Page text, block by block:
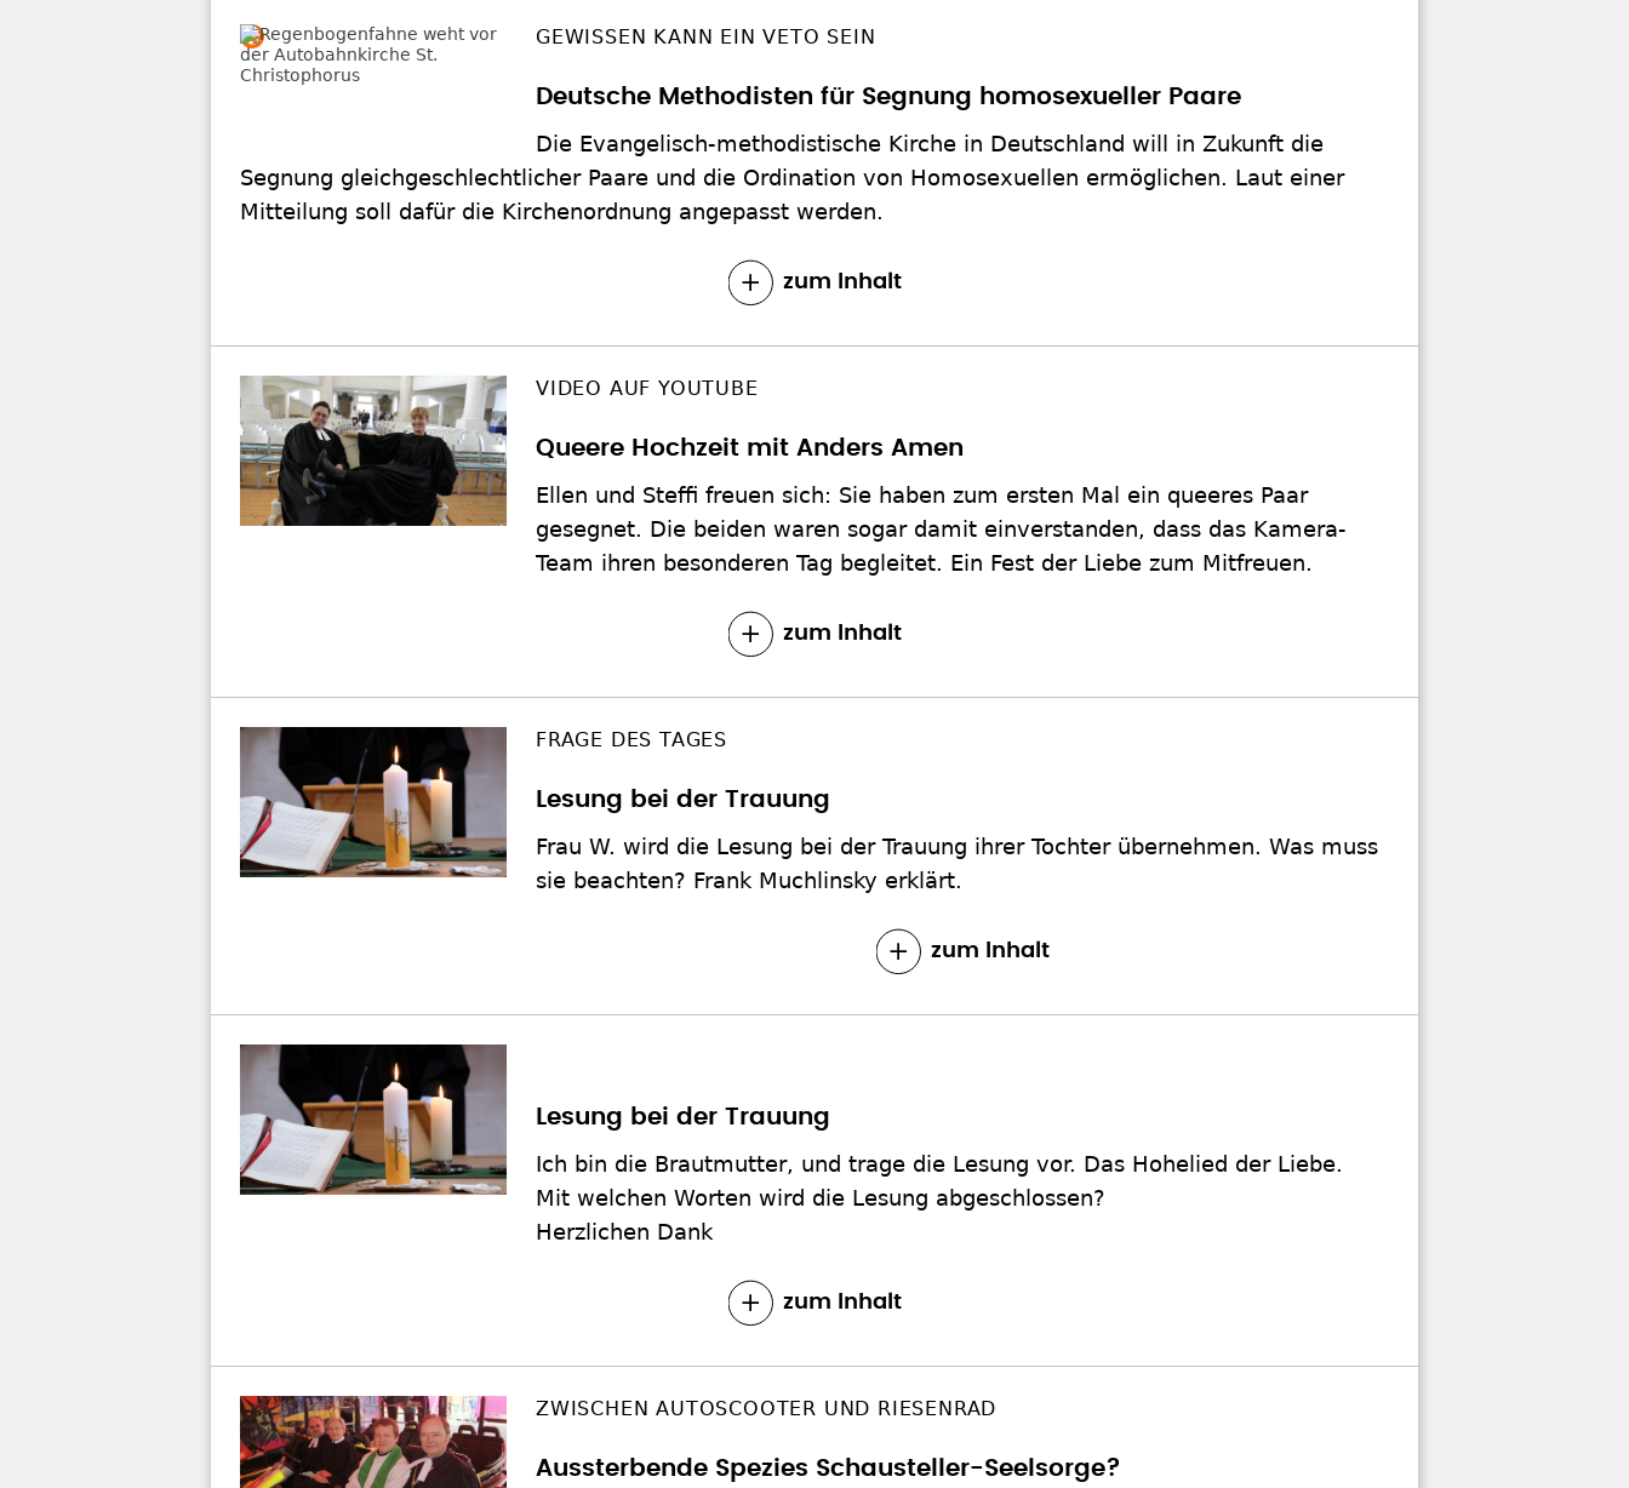
GEWISSEN KANN EIN VETO SEIN
Deutsche Methodisten für Segnung homosexueller Paare
Die Evangelisch-methodistische Kirche in Deutschland will in Zukunft die
Segnung gleichgeschlechtlicher Paare und die Ordination von Homosexuellen ermöglichen. Laut einer
Mitteilung soll dafür die Kirchenordnung angepasst werden.
zum Inhalt
VIDEO AUF YOUTUBE
Queere Hochzeit mit Anders Amen
Ellen und Steffi freuen sich: Sie haben zum ersten Mal ein queeres Paar
gesegnet. Die beiden waren sogar damit einverstanden, dass das Kamera-
Team ihren besonderen Tag begleitet. Ein Fest der Liebe zum Mitfreuen.
zum Inhalt
FRAGE DES TAGES
Lesung bei der Trauung
Frau W. wird die Lesung bei der Trauung ihrer Tochter übernehmen. Was muss
sie beachten? Frank Muchlinsky erklärt.
zum Inhalt
Lesung bei der Trauung
Ich bin die Brautmutter, und trage die Lesung vor. Das Hohelied der Liebe.
Mit welchen Worten wird die Lesung abgeschlossen?
Herzlichen Dank
zum Inhalt
ZWISCHEN AUTOSCOOTER UND RIESENRAD
Aussterbende Spezies Schausteller-Seelsorge?